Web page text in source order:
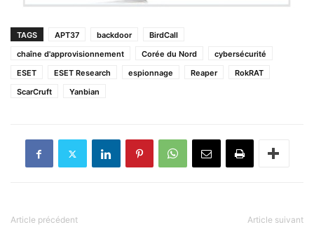
TAGS APT37 backdoor
BirdCall
chaîne d'approvisionnement
Corée du Nord
cybersécurité
ESET
ESET Research espionnage Reaper
RokRAT
ScarCruft
Yanbian
Article précédent Article suivant